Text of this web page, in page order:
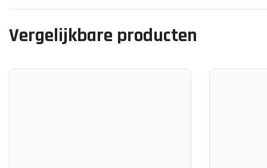
Vergelijkbare producten